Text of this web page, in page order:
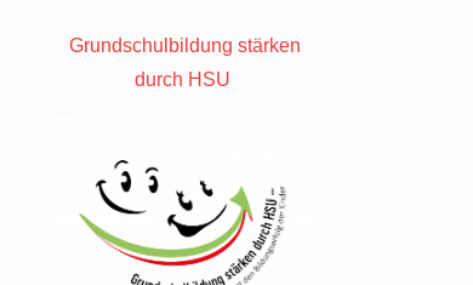
Grundschulbildung stärken
durch HSU